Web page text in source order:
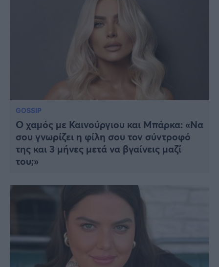
GOSSIP
Ο χαμός με Καινούργιου και Μπάρκα: «Να
σου γνωρίζει η φίλη σου τον σύντροφό
της και 3 μήνες μετά να βγαίνεις μαζί
του;»